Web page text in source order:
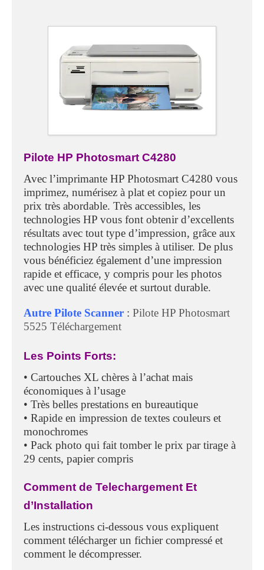
Pilote HP Photosmart C4280
Avec l’imprimante HP Photosmart C4280 vous
imprimez, numérisez à plat et copiez pour un
prix très abordable. Très accessibles, les
technologies HP vous font obtenir d’excellents
résultats avec tout type d’impression, grâce aux
technologies HP très simples à utiliser. De plus
vous bénéficiez également d’une impression
rapide et efficace, y compris pour les photos
avec une qualité élevée et surtout durable.
Autre Pilote Scanner : Pilote HP Photosmart
5525 Téléchargement
Les Points Forts:
• Cartouches XL chères à l’achat mais
économiques à l’usage
• Très belles prestations en bureautique
• Rapide en impression de textes couleurs et
monochromes
• Pack photo qui fait tomber le prix par tirage à
29 cents, papier compris
Comment de Telechargement Et
d’Installation
Les instructions ci-dessous vous expliquent
comment télécharger un fichier compressé et
comment le décompresser.